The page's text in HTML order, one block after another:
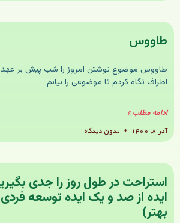
طاووس
طاووس موضوع نوشتن امروز را شب پیش‌ بر
اطراف نگاه کردم تا موضوعی را بیابم
ادامه مطلب »
آذر ۸, ۱۴۰۰
بدون دیدگاه
استراحت در طول روز را جدی
ایده از صد و یک ایده توسعه فردی
بهتر)